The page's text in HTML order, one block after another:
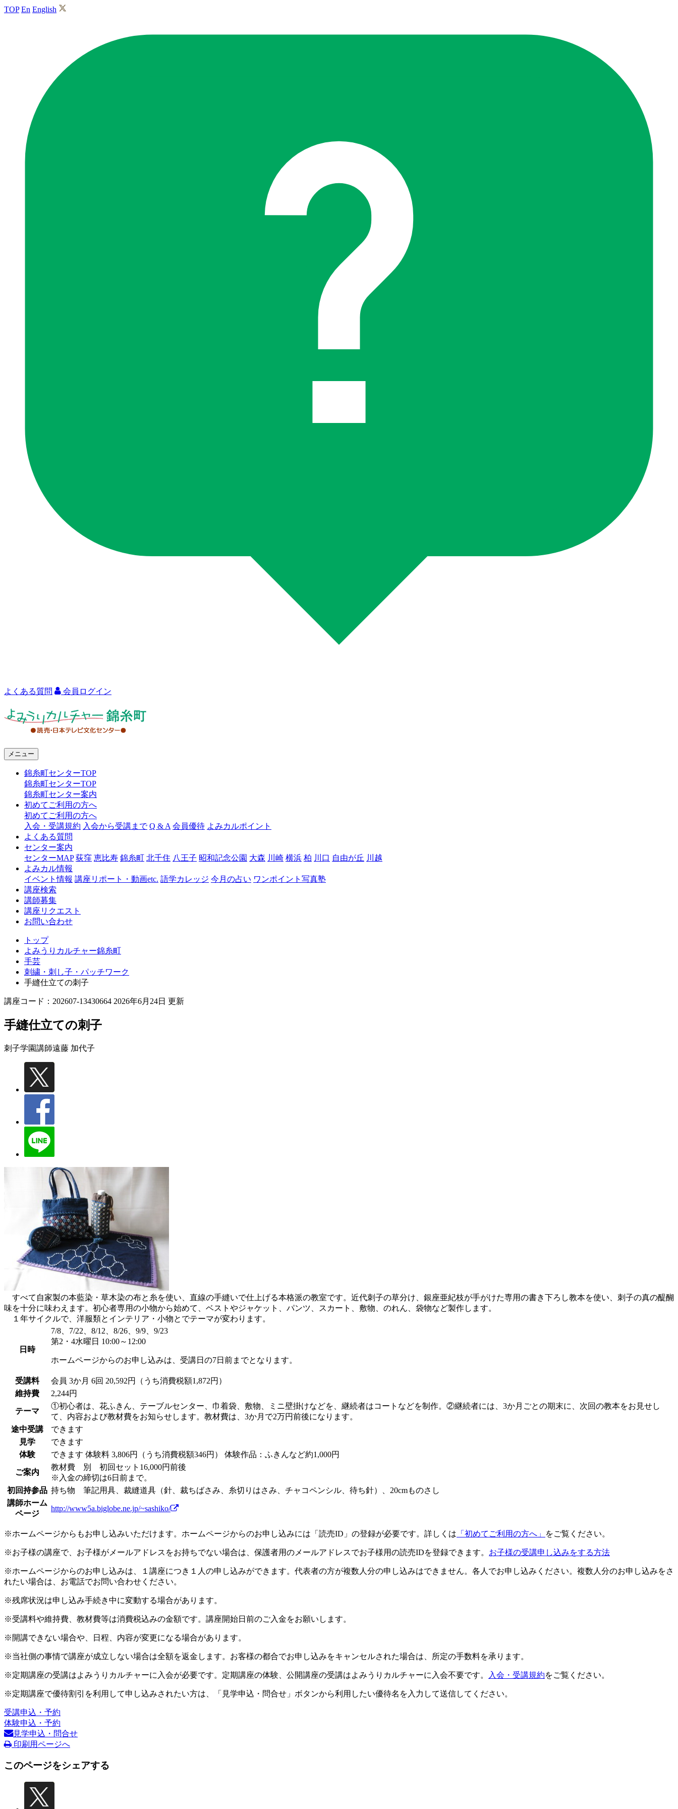
TOP En English
よくある質問 会員ログイン
ャ
錦
糸
メニュー
錦糸町センターTOP
錦糸町センターTOP
錦糸町センター案内
初めてご利用の方へ
初めてご利用の方へ
入会・受講規約 入会から受講まで Q & A 会員優待 よみカルポイント
よくある質問
センター案内
センターMAP 荻窪 恵比寿 錦糸町 北千住 八王子 昭和記念公園 大森 川崎 横浜 柏 川口 自由が丘 川越
よみカル情報
イベント情報 講座リポート・動画etc. 語学カレッジ 今月の占い ワンポイント写真塾
講座検索
講師募集
講座リクエスト
お問い合わせ
トップ
よみうりカルチャー錦糸町
手芸
刺繍・刺し子・パッチワーク
手縫仕立ての刺子
講座コード：202607-13430664 2026年6月24日 更新
手縫仕立ての刺子
刺子学園講師遠藤 加代子
すべて自家製の本藍染・草木染の布と糸を使い、直線の手縫いで仕上げる本格派の教室です。近代刺子の草分け、銀座亜紀枝が手がけた専用の書き下ろし教本を使い、刺子の真の醍醐
味を十分に味わえます。初心者専用の小物から始めて、ベストやジャケット、パンツ、スカート、敷物、のれん、袋物など製作します。
１年サイクルで、洋服類とインテリア・小物とでテーマが変わります。
日時
7/8、7/22、8/12、8/26、9/9、9/23
第2・4水曜日 10:00～12:00
ホームページからのお申し込みは、受講日の7日前までとなります。
受講料 会員 3か月 6回 20,592円（うち消費税額1,872円）
維持費
2,244円
テーマ
①初心者は、花ふきん、テーブルセンター、巾着袋、敷物、ミニ壁掛けなどを、継続者はコートなどを制作。②継続者には、3か月ごとの期末に、次回の教本をお見せし
て、内容および教材費をお知らせします。教材費は、3か月で2万円前後になります。
途中受講
できます
見学
できます
体験
できます 体験料 3,806円（うち消費税額346円） 体験作品：ふきんなど約1,000円
ご案内
教材費 別 初回セット16,000円前後
※入金の締切は6日前まで。
初回持参品 持ち物 筆記用具、裁縫道具（針、裁ちばさみ、糸切りはさみ、チャコペンシル、待ち針）、20cmものさし
講師ホーム
ページ
http://www5a.biglobe.ne.jp/~sashiko/
※ホームページからもお申し込みいただけます。ホームページからのお申し込みには「読売ID」の登録が必要です。詳しくは 「初めてご利用の方へ」 をご覧ください。
※お子様の講座で、お子様がメールアドレスをお持ちでない場合は、保護者用のメールアドレスでお子様用の読売IDを登録できます。 お子様の受講申し込みをする方法
※ホームページからのお申し込みは、１講座につき１人の申し込みができます。代表者の方が複数人分の申し込みはできません。各人でお申し込みください。複数人分のお申し込みをさ
れたい場合は、お電話でお問い合わせください。
※残席状況は申し込み手続き中に変動する場合があります。
※受講料や維持費、教材費等は消費税込みの金額です。講座開始日前のご入金をお願いします。
※開講できない場合や、日程、内容が変更になる場合があります。
※当社側の事情で講座が成立しない場合は全額を返金します。お客様の都合でお申し込みをキャンセルされた場合は、所定の手数料を承ります。
※定期講座の受講はよみうりカルチャーに入会が必要です。定期講座の体験、公開講座の受講はよみうりカルチャーに入会不要です。 入会・受講規約をご覧ください。
※定期講座で優待割引を利用して申し込みされたい方は、「見学申込・問合せ」ボタンから利用したい優待名を入力して送信してください。
受講申込・予約
体験申込・予約
見学申込・問合せ
印刷用ページへ
このページをシェアする